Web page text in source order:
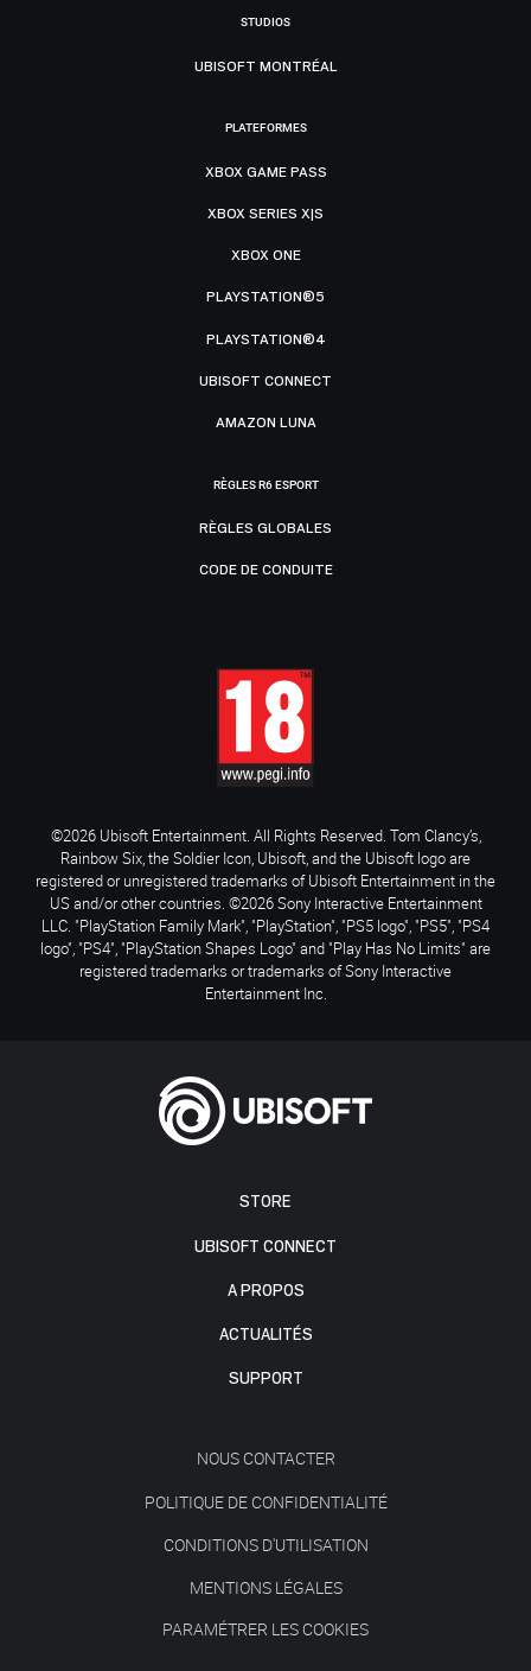
STORE
UBISOFT CONNECT
A PROPOS
ACTUALITÉS
SUPPORT
NOUS CONTACTER
POLITIQUE DE CONFIDENTIALITÉ
CONDITIONS D'UTILISATION
MENTIONS LÉGALES
PARAMÉTRER LES COOKIES
STUDIOS
UBISOFT MONTRÉAL
PLATEFORMES
XBOX GAME PASS
XBOX SERIES X|S
XBOX ONE
PLAYSTATION®5
PLAYSTATION®4
UBISOFT CONNECT
AMAZON LUNA
RÈGLES R6 ESPORT
RÈGLES GLOBALES
CODE DE CONDUITE
©2026 Ubisoft Entertainment. All Rights Reserved. Tom Clancy’s,
Rainbow Six, the Soldier Icon, Ubisoft, and the Ubisoft logo are
registered or unregistered trademarks of Ubisoft Entertainment in the
US and/or other countries. ©2026 Sony Interactive Entertainment
LLC. "PlayStation Family Mark", "PlayStation", "PS5 logo", "PS5", "PS4
logo", "PS4", "PlayStation Shapes Logo" and "Play Has No Limits" are
registered trademarks or trademarks of Sony Interactive
Entertainment Inc.